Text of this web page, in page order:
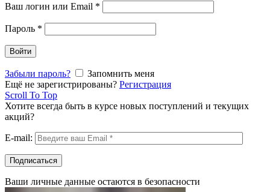
Ваш логин или Email *
Пароль *
Войти
Забыли пароль?
Запомнить меня
Ещё не зарегистрированы? Регистрация
Scroll To Top
Хотите всегда быть в курсе новых поступлений и текущих
акций?
E-mail:
Ваши личные данные остаются в безопасности